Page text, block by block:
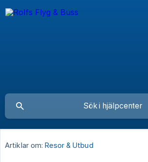
Artiklar om: Resor & Utbud